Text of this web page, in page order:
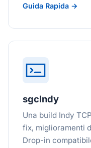
Guida Rapida →
sgcIndy
Una build Indy
fix, miglioramenti
Drop-in